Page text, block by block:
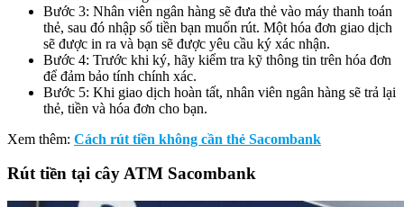
Bước 3: Nhân viên ngân hàng sẽ đưa thẻ vào máy thanh toán
thẻ, sau đó nhập số tiền bạn muốn rút. Một hóa đơn giao dịch
sẽ được in ra và bạn sẽ được yêu cầu ký xác nhận.
Bước 4: Trước khi ký, hãy kiểm tra kỹ thông tin trên hóa đơn
để đảm bảo tính chính xác.
Bước 5: Khi giao dịch hoàn tất, nhân viên ngân hàng sẽ trả lại
thẻ, tiền và hóa đơn cho bạn.
Xem thêm: Cách rút tiền không cần thẻ Sacombank
Rút tiền tại cây ATM Sacombank